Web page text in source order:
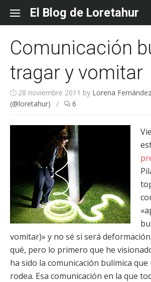
content
El Blog de Loretahur
Comunicación
tragar y vomitar
28 noviembre 2011 by Lorena
(@loretahur)
/ 6
vomitar)» y no sé si será
qué, pero lo primero que he
ha sido la comunicación bulímica
rodea. Esa comunicación en la que